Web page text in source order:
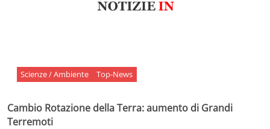
Scienze / Ambiente Top-News
Cambio Rotazione della Terra: aumento di Grandi
Terremoti